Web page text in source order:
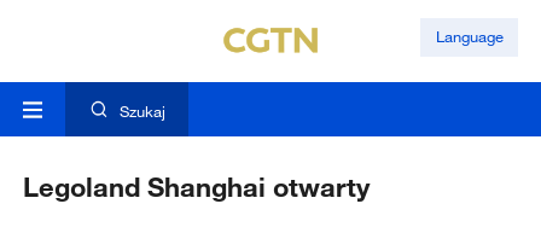
Language
Szukaj
Legoland Shanghai otwarty